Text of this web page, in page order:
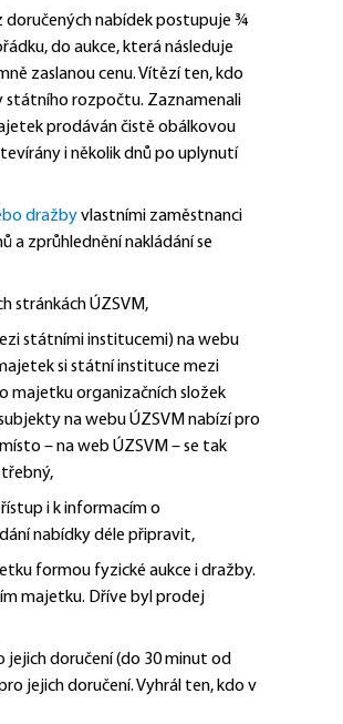
doručených nabídek postupuje ¾
do aukce, která následuje
zaslanou cenu. Vítězí ten, kdo
státního rozpočtu. Zaznamenali
prodáván čistě obálkovou
i několik dnů po uplynutí
dražbyvlastními zaměstnanci
zprůhlednění nakládání se
stránkách ÚZSVM,
státními institucemi) na webu
si státní instituce mezi
majetku organizačních složek
na webu ÚZSVM nabízí pro
– na web ÚZSVM – se tak
i k informacím o
nabídky déle připravit,
formou fyzické aukce i dražby.
majetku. Dříve byl prodej
doručení (do 30 minut od
jejich doručení. Vyhrál ten, kdo v